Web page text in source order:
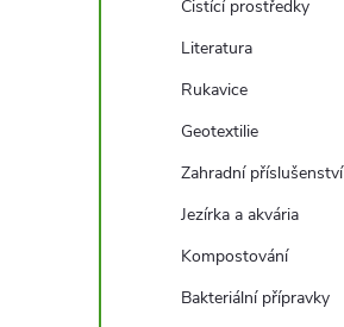
Čistící prostředky
Literatura
Rukavice
Geotextilie
Zahradní příslušenství
Jezírka a akvária
Kompostování
Bakteriální přípravky